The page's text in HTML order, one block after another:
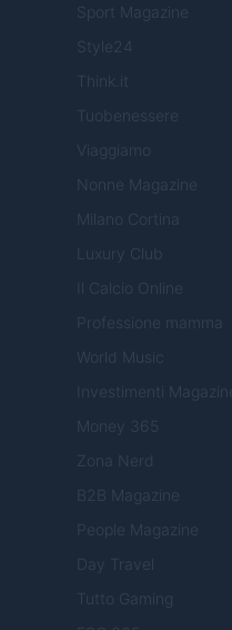
Sport Magazine
Style24
Think.it
Tuobenessere
Viaggiamo
Nonne Magazine
Milano Cortina
Luxury Club
Il Calcio Online
Professione mamma
World Music
Investimenti Magazine
Money 365
Zona Nerd
B2B Magazine
People Magazine
Day Travel
Tutto Gaming